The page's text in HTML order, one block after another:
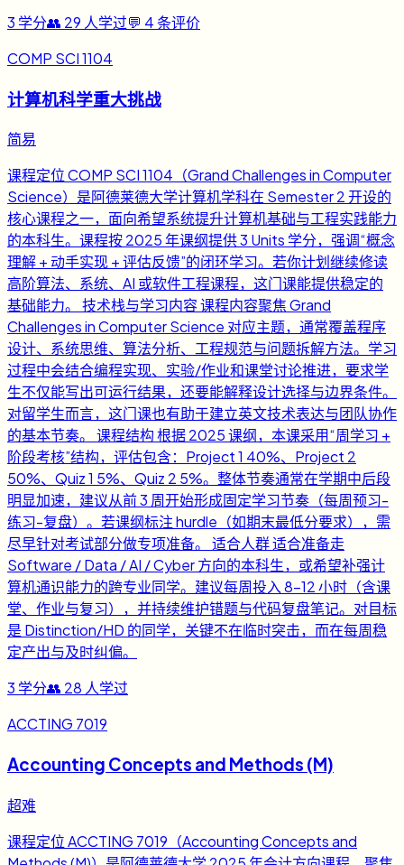
3 学分👥 29 人学过💬 4条评价
COMP SCI 1104
计算机科学重大挑战
简易
课程定位 COMP SCI 1104（Grand Challenges in Computer
Science）是阿德莱德大学计算机学科在 Semester 2 开设的
核心课程之一，面向希望系统提升计算机基础与工程实践能力
的本科生。课程按 2025 年课纲提供 3 Units 学分，强调“概念
理解 + 动手实现 + 评估反馈”的闭环学习。若你计划继续修读
高阶算法、系统、AI 或软件工程课程，这门课能提供稳定的
基础能力。 技术栈与学习内容 课程内容聚焦 Grand
Challenges in Computer Science 对应主题，通常覆盖程序
设计、系统思维、算法分析、工程规范与问题拆解方法。学习
过程中会结合编程实现、实验/作业和课堂讨论推进，要求学
生不仅能写出可运行结果，还要能解释设计选择与边界条件。
对留学生而言，这门课也有助于建立英文技术表达与团队协作
的基本节奏。 课程结构 根据 2025 课纲，本课采用“周学习 +
阶段考核”结构，评估包含：Project 1 40%、Project 2
50%、Quiz 1 5%、Quiz 2 5%。整体节奏通常在学期中后段
明显加速，建议从前 3 周开始形成固定学习节奏（每周预习-
练习-复盘）。若课纲标注 hurdle（如期末最低分要求），需
尽早针对考试部分做专项准备。 适合人群 适合准备走
Software / Data / AI / Cyber 方向的本科生，或希望补强计
算机通识能力的跨专业同学。建议每周投入 8-12 小时（含课
堂、作业与复习），并持续维护错题与代码复盘笔记。对目标
是 Distinction/HD 的同学，关键不在临时突击，而在每周稳
定产出与及时纠偏。
3 学分👥 28 人学过
ACCTING 7019
Accounting Concepts and Methods (M)
超难
课程定位 ACCTING 7019（Accounting Concepts and